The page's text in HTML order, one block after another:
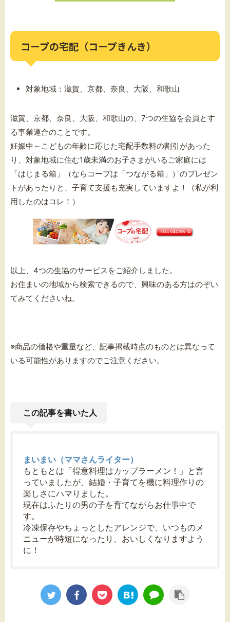
コープの宅配（コープきんき）
対象地域：滋賀、京都、奈良、大阪、和歌山
滋賀、京都、奈良、大阪、和歌山の、7つの生協を会員とす
る事業連合のことです。
妊娠中～こどもの年齢に応じた宅配手数料の割引があった
り、対象地域に住む1歳未満のお子さまがいるご家庭には
「はじまる箱」（ならコープは「つながる箱」）のプレゼン
トがあったりと、子育て支援も充実していますよ！（私が利
用したのはコレ！）
以上、4つの生協のサービスをご紹介しました。
お住まいの地域から検索できるので、興味のある方はのぞい
てみてくださいね。
※商品の価格や重量など、記事掲載時点のものとは異なって
いる可能性がありますのでご注意ください。
この記事を書いた人
まいまい（ママさんライター）
もともとは「得意料理はカップラーメン！」と言
っていましたが、結婚・子育てを機に料理作りの
楽しさにハマりました。
現在はふたりの男の子を育てながらお仕事中で
す。
冷凍保存やちょっとしたアレンジで、いつものメ
ニューが時短になったり、おいしくなりますよう
に！